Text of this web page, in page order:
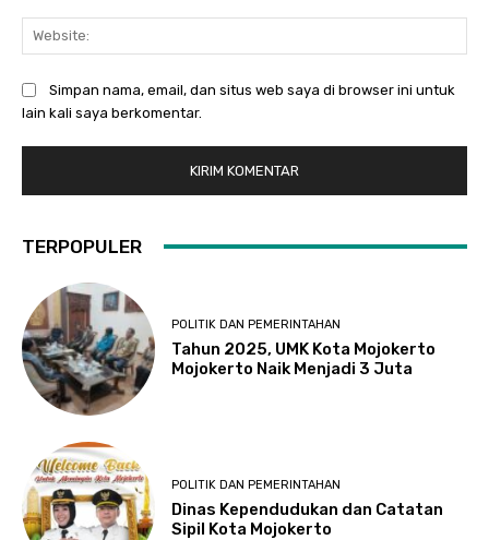
Simpan nama, email, dan situs web saya di browser ini untuk
lain kali saya berkomentar.
TERPOPULER
POLITIK DAN PEMERINTAHAN
Tahun 2025, UMK Kota Mojokerto
Mojokerto Naik Menjadi 3 Juta
POLITIK DAN PEMERINTAHAN
Dinas Kependudukan dan Catatan
Sipil Kota Mojokerto